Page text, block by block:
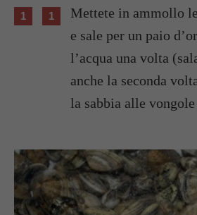
Mettete in ammollo
e sale per un paio
l’acqua una volta
anche la seconda
la sabbia alle